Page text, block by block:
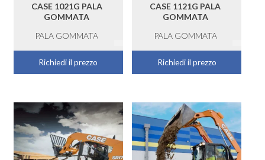
CASE 1021G PALA
GOMMATA
PALA GOMMATA
Richiedi il prezzo
CASE 1121G PALA
GOMMATA
PALA GOMMATA
Richiedi il prezzo